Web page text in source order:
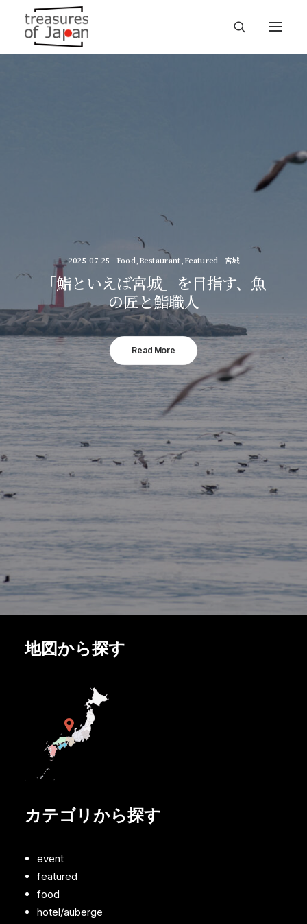
2025-07-25 Food Restaurant Featured 宮城
「鮨といえば宮城」を目指す、魚
の匠と鮨職人
Read More
地図から探す
カテゴリから探す
event
featured
food
hotel/auberge